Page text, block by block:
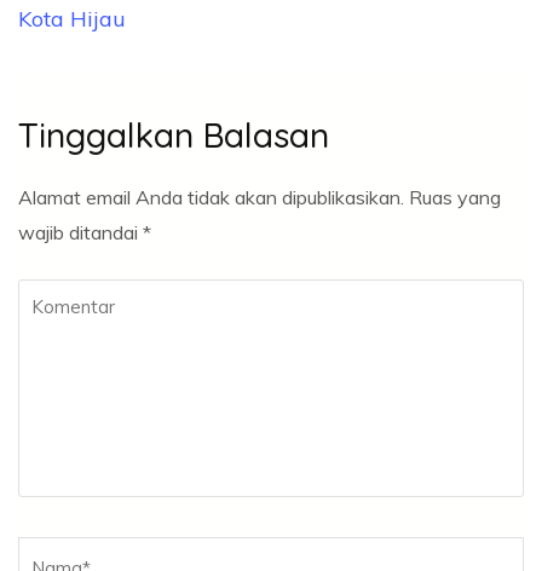
Kota Hijau
Tinggalkan Balasan
Alamat email Anda tidak akan dipublikasikan. Ruas yang
wajib ditandai *
Komentar